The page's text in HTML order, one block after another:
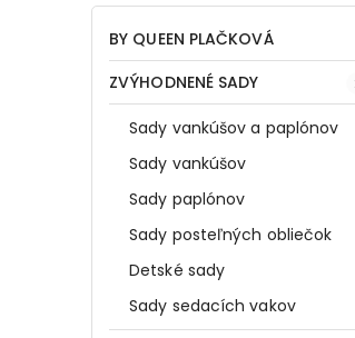
BY QUEEN PLAČKOVÁ
ZVÝHODNENÉ SADY
Sady vankúšov a paplónov
Sady vankúšov
Sady paplónov
Sady posteľných obliečok
Detské sady
Sady sedacích vakov